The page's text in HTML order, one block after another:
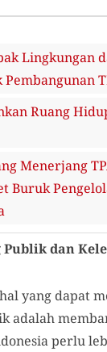
Lingkungan
Ruang
Menerjang
Buruk
dan
yang dapat
adalah
perlu